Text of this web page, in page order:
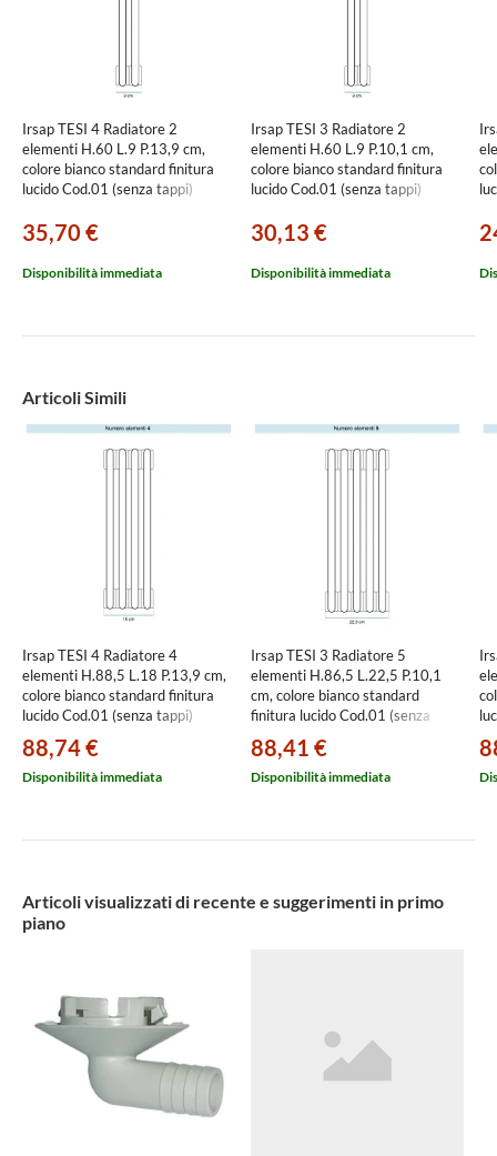
Irsap TESI 4 Radiatore 2
elementi H.60 L.9 P.13,9 cm,
colore bianco standard finitura
lucido Cod.01 (senza tappi)
35,70 €
Disponibilità immediata
Irsap TESI 3 Radiatore 2
elementi H.60 L.9 P.10,1 cm,
colore bianco standard finitura
lucido Cod.01 (senza tappi)
30,13 €
Disponibilità immediata
Articoli Simili
Irsap TESI 4 Radiatore 4
elementi H.88,5 L.18 P.13,9 cm,
colore bianco standard finitura
lucido Cod.01 (senza tappi)
88,74 €
Disponibilità immediata
Irsap TESI 3 Radiatore 5
elementi H.86,5 L.22,5 P.10,1
cm, colore bianco standard
finitura lucido Cod.01 (senza
88,41 €
Disponibilità immediata
Articoli visualizzati di recente e suggerimenti in primo
piano